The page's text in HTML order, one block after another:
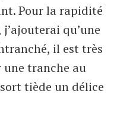
Pour la rapidité
qu’une
il est très
tranche au
tiède un délice